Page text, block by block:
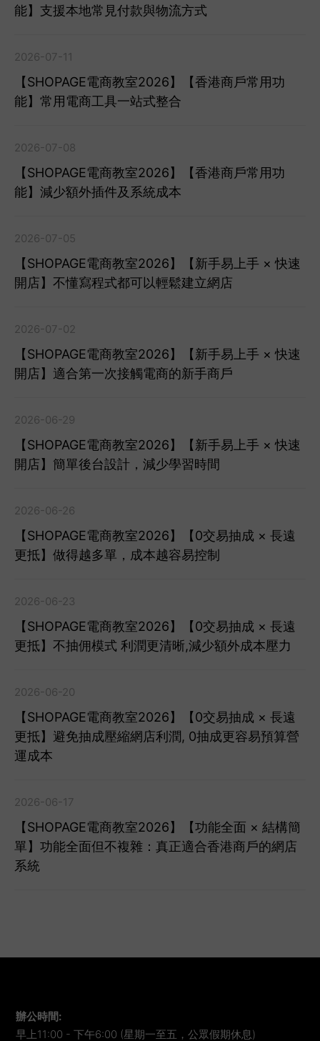
能】支援本地常見付款與物流方式
2026-07-11
【SHOPAGE電商教室2026】【香港商戶常用功
能】常用電商工具一站式整合
2026-07-08
【SHOPAGE電商教室2026】【香港商戶常用功
能】減少額外插件及系統成本
2026-07-05
【SHOPAGE電商教室2026】【新手易上手 × 快速
開店】不懂寫程式都可以輕鬆建立網店
2026-07-02
【SHOPAGE電商教室2026】【新手易上手 × 快速
開店】適合第一次接觸電商的新手商戶
2026-06-29
【SHOPAGE電商教室2026】【新手易上手 × 快速
開店】簡單後台設計，減少學習時間
2026-06-26
【SHOPAGE電商教室2026】【0交易抽成 × 長遠
更抵】做得越多單，成本越容易控制
2026-06-23
【SHOPAGE電商教室2026】【0交易抽成 × 長遠
更抵】不抽佣模式 利潤更清晰,減少額外成本壓力
2026-06-20
【SHOPAGE電商教室2026】【0交易抽成 × 長遠
更抵】避免抽成壓縮網店利潤, 0抽成更容易預算營
運成本
2026-06-17
【SHOPAGE電商教室2026】【功能全面 × 結構簡
單】功能全面但不複雜：真正適合香港商戶的網店
系統
辦公時間:
早上11:00 - 下午6:00 (星期一至五，公眾假期休息)